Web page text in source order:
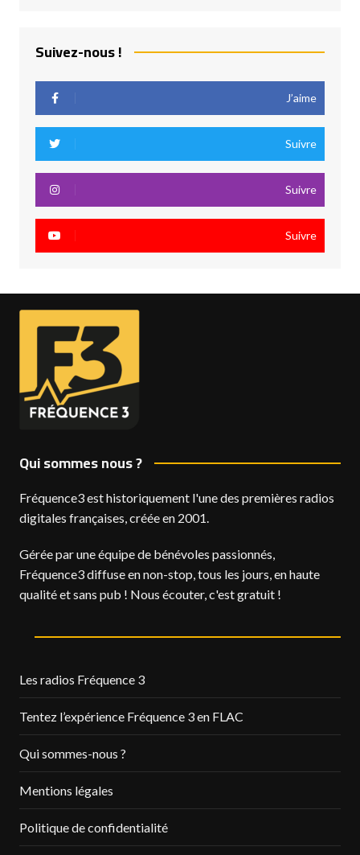
Suivez-nous !
J’aime
Suivre
Suivre
Suivre
Qui sommes nous ?
Fréquence3 est historiquement l'une des premières radios
digitales françaises, créée en 2001.
Gérée par une équipe de bénévoles passionnés,
Fréquence3 diffuse en non-stop, tous les jours, en haute
qualité et sans pub ! Nous écouter, c'est gratuit !
Les radios Fréquence 3
Tentez l’expérience Fréquence 3 en FLAC
Qui sommes-nous ?
Mentions légales
Politique de confidentialité